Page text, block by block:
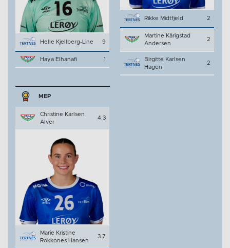
Helle Kjellberg-Line 9
Haya Elhanafi 1
Rikke Midtfjeld 2
Martine Kårigstad
Andersen
2
Birgitte Karlsen
Hagen
2
MEP
Christine Karlsen
Alver
4.3
Marie Kristine
Rokkones Hansen
3.7